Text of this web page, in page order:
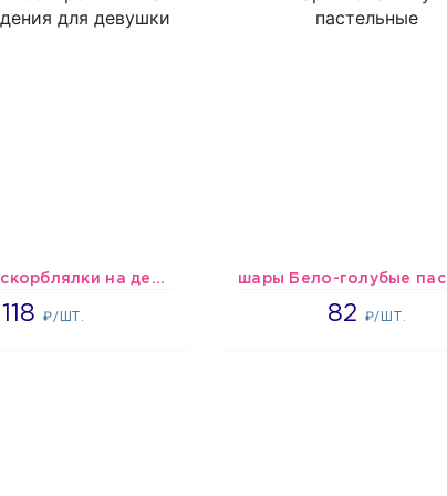
Шарики Оскорблялки на день рождения для девушки
118₽/ШТ.
1766
82 ₽/ШТ.
1637